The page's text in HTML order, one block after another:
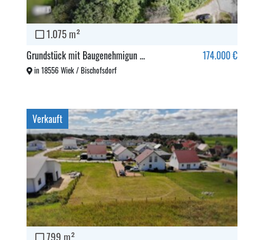
1.075 m²
Grundstück mit Baugenehmigun ... 174.000 €
in 18556 Wiek / Bischofsdorf
Verkauft
799 m²